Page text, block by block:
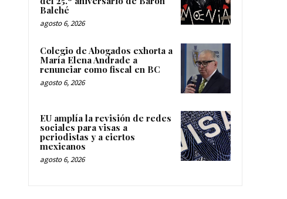
Balché
agosto 6, 2026
Colegio de Abogados exhorta a
María Elena Andrade a
renunciar como fiscal en BC
agosto 6, 2026
EU amplía la revisión de redes
sociales para visas a
periodistas y a ciertos
mexicanos
agosto 6, 2026